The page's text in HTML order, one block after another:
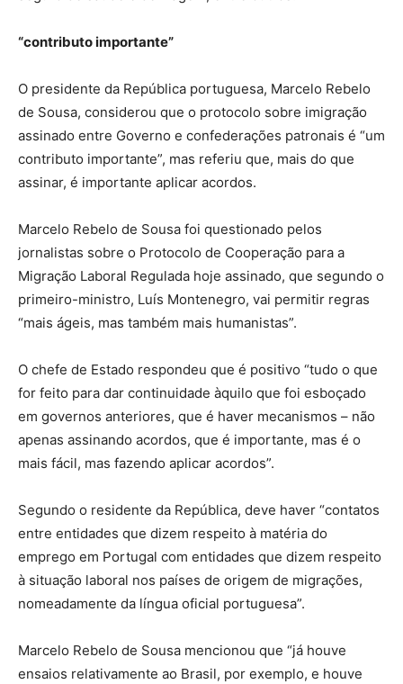
“contributo importante”
O presidente da República portuguesa, Marcelo Rebelo
de Sousa, considerou que o protocolo sobre imigração
assinado entre Governo e confederações patronais é “um
contributo importante”, mas referiu que, mais do que
assinar, é importante aplicar acordos.
Marcelo Rebelo de Sousa foi questionado pelos
jornalistas sobre o Protocolo de Cooperação para a
Migração Laboral Regulada hoje assinado, que segundo o
primeiro-ministro, Luís Montenegro, vai permitir regras
“mais ágeis, mas também mais humanistas”.
O chefe de Estado respondeu que é positivo “tudo o que
for feito para dar continuidade àquilo que foi esboçado
em governos anteriores, que é haver mecanismos – não
apenas assinando acordos, que é importante, mas é o
mais fácil, mas fazendo aplicar acordos”.
Segundo o residente da República, deve haver “contatos
entre entidades que dizem respeito à matéria do
emprego em Portugal com entidades que dizem respeito
à situação laboral nos países de origem de migrações,
nomeadamente da língua oficial portuguesa”.
Marcelo Rebelo de Sousa mencionou que “já houve
ensaios relativamente ao Brasil, por exemplo, e houve